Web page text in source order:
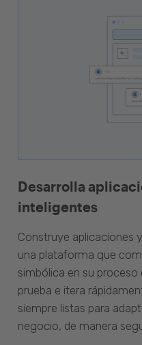
Desarrolla
inteligentes
Construye aplicaciones
una plataforma que
simbólica en su
prueba e itera
siempre listas para
negocio, de manera